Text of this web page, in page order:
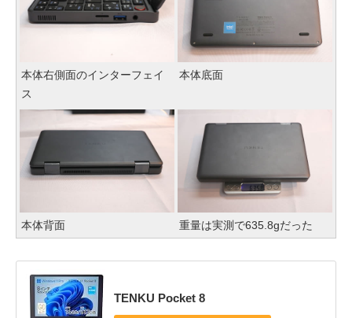
本体右側面のインターフェイ
ス
本体底面
本体背面 重量は実測で635.8gだった
TENKU Pocket 8